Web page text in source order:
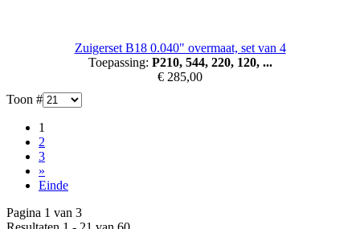
Zuigerset B18 0.040" overmaat, set van 4
Toepassing: P210, 544, 220, 120, ...
€ 285,00
Toon #
1
2
3
»
Einde
Pagina 1 van 3